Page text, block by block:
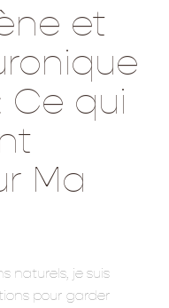
et
Ce qui
Ma
naturels, je suis
pour garder